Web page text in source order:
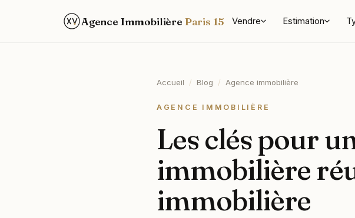
Agence Immobilière Paris 15 Vendre Estimation
Accueil / Blog / Agence immobilière
AGENCE IMMOBILIÈRE
Les clés pour
immobilière
immobilière